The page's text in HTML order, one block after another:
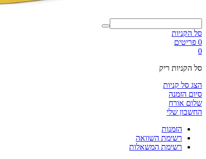
סל הקניות
0 פריטים
0
סל הקניות ריק
הצג סל קניות
סיום הזמנה
שלום אורח
החשבון שלי
הזמנות
רשימת השוואה
רשימת המשאלות